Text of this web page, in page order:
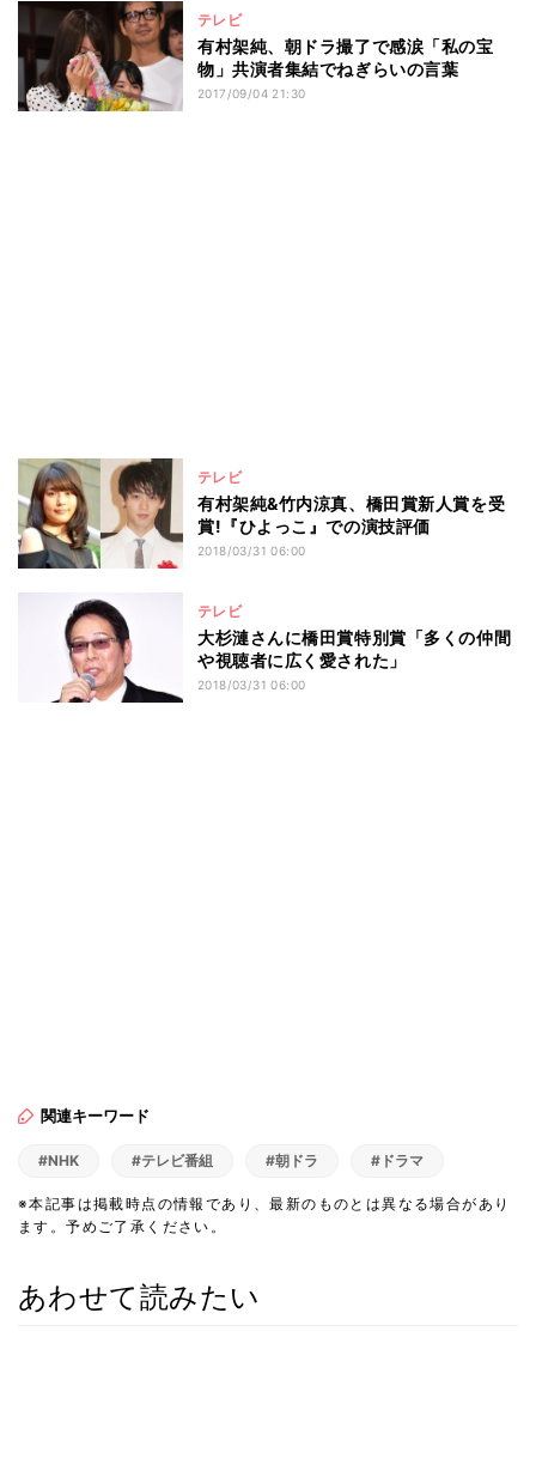
テレビ
有村架純、朝ドラ撮了で感涙「私の宝
物」共演者集結でねぎらいの言葉
2017/09/04 21:30
テレビ
有村架純&竹内涼真、橋田賞新人賞を受
賞!『ひよっこ』での演技評価
2018/03/31 06:00
テレビ
大杉漣さんに橋田賞特別賞「多くの仲間
や視聴者に広く愛された」
2018/03/31 06:00
関連キーワード
#NHK #テレビ番組 #朝ドラ #ドラマ
※本記事は掲載時点の情報であり、最新のものとは異なる場合があり
ます。予めご了承ください。
あわせて読みたい